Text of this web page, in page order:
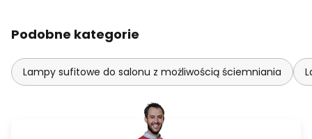
Podobne kategorie
Lampy sufitowe do salonu z możliwością ściemniania